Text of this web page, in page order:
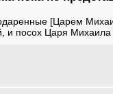
[Царем
и посох Царя